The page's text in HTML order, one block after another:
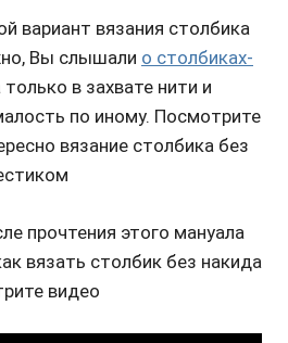
вариант вязания столбика
Вы слышали о столбиках-
в захвате нити и
по иному. Посмотрите
вязание столбика без
прочтения этого мануала
вязать столбик без накида
видео